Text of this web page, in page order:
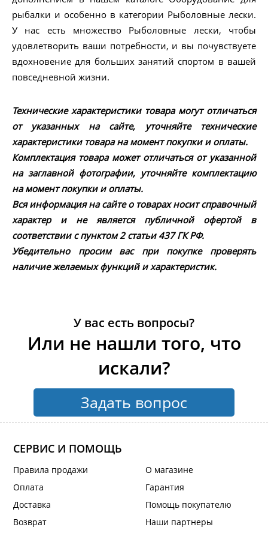
рыбалки и особенно в категории Рыболовные лески.
У нас есть множество Рыболовные лески, чтобы
удовлетворить ваши потребности, и вы почувствуете
вдохновение для больших занятий спортом в вашей
повседневной жизни.
Технические характеристики товара могут отличаться
от указанных на сайте, уточняйте технические
характеристики товара на момент покупки и оплаты.
Комплектация товара может отличаться от указанной
на заглавной фотографии, уточняйте комплектацию
на момент покупки и оплаты.
Вся информация на сайте о товарах носит справочный
характер и не является публичной офертой в
соответствии с пунктом 2 статьи 437 ГК РФ.
Убедительно просим вас при покупке проверять
наличие желаемых функций и характеристик.
У вас есть вопросы?
Или не нашли того, что
искали?
Задать вопрос
СЕРВИС И ПОМОЩЬ
Правила продажи
Оплата
Доставка
Возврат
О магазине
Гарантия
Помощь покупателю
Наши партнеры